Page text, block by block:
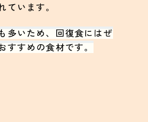
ています。
多いため、回復食にはぜ
すすめの食材です。